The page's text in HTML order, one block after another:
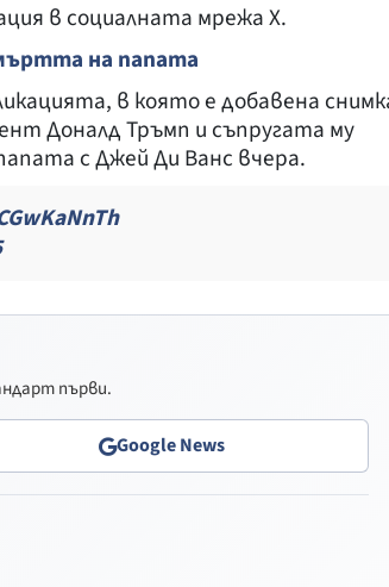
в социалната мрежа X.
на папата
в която е добавена
Доналд Тръмп и съпругата му
с Джей Ди Ванс вчера.
първи.
Google News